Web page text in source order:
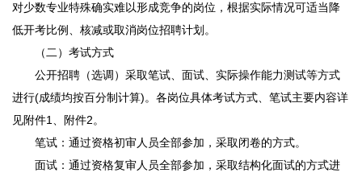
对少数专业特殊确实难以形成竞争的岗位，根据实际情况可适当降
低开考比例、核减或取消岗位招聘计划。
（二）考试方式
公开招聘（选调）采取笔试、面试、实际操作能力测试等方式
进行(成绩均按百分制计算)。各岗位具体考试方式、笔试主要内容详
见附件1、附件2。
笔试：通过资格初审人员全部参加，采取闭卷的方式。
面试：通过资格复审人员全部参加，采取结构化面试的方式进